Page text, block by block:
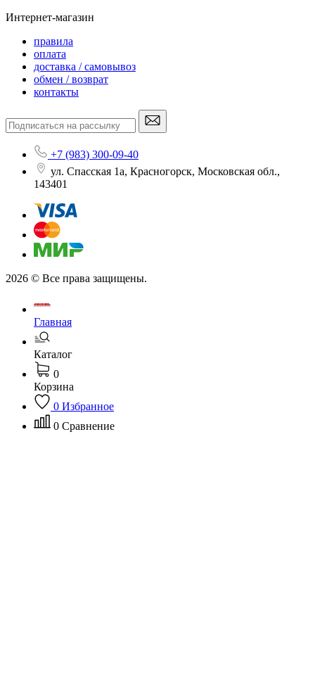
Интернет-магазин
правила
оплата
доставка / самовывоз
обмен / возврат
контакты
+7 (983) 300-09-40
ул. Спасская 1а, Красногорск, Московская обл.,
143401
2026 © Все права защищены.
Главная
Каталог
0
Корзина
0 Избранное
0 Сравнение